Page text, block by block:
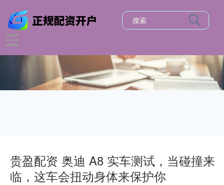
贵盈配资 奥迪 A8 实车测试，当碰撞来
临，这车会扭动身体来保护你